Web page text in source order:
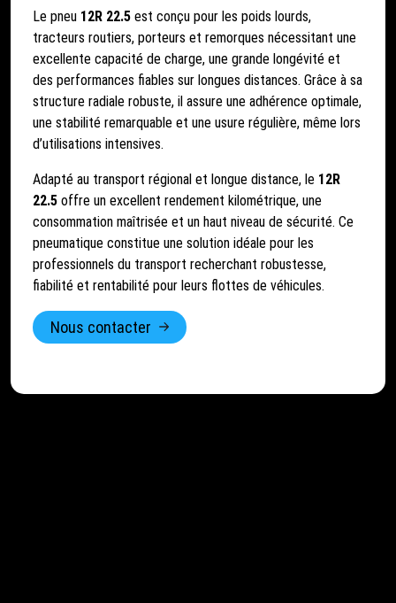
Le pneu 12R 22.5 est conçu pour les poids lourds,
tracteurs routiers, porteurs et remorques nécessitant une
excellente capacité de charge, une grande longévité et
des performances fiables sur longues distances. Grâce à sa
structure radiale robuste, il assure une adhérence optimale,
une stabilité remarquable et une usure régulière, même lors
d’utilisations intensives.
Adapté au transport régional et longue distance, le 12R
22.5 offre un excellent rendement kilométrique, une
consommation maîtrisée et un haut niveau de sécurité. Ce
pneumatique constitue une solution idéale pour les
professionnels du transport recherchant robustesse,
fiabilité et rentabilité pour leurs flottes de véhicules.
Nous contacter